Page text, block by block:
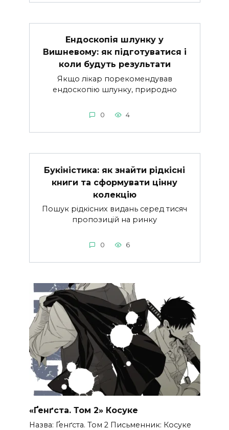
Ендоскопія шлунку у
Вишневому: як підготуватися і
коли будуть результати
Якщо лікар порекомендував
ендоскопію шлунку, природно
0 4
Букіністика: як знайти рідкісні
книги та сформувати цінну
колекцію
Пошук рідкісних видань серед тисяч
пропозицій на ринку
0 6
«Ґенґста. Том 2» Косуке
Назва: Ґенґста. Том 2 Письменник: Косуке